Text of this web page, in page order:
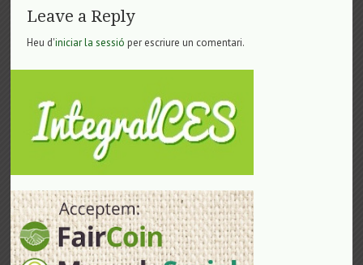
Leave a Reply
Heu d'iniciar la sessió per escriure un comentari.